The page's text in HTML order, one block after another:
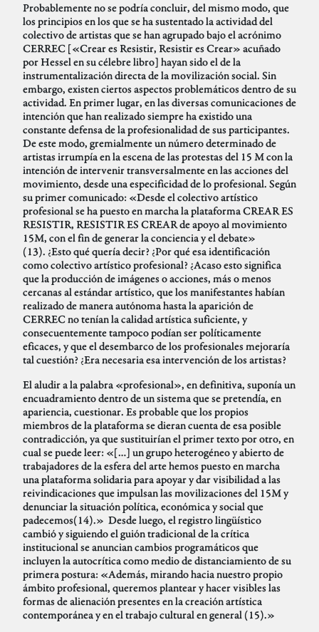
Probablemente no se podría concluir, del mismo modo, que
los principios en los que se ha sustentado la actividad del
colectivo de artistas que se han agrupado bajo el acrónimo
CERREC [«Crear es Resistir, Resistir es Crear» acuñado
por Hessel en su célebre libro] hayan sido el de la
instrumentalización directa de la movilización social. Sin
embargo, existen ciertos aspectos problemáticos dentro de su
actividad. En primer lugar, en las diversas comunicaciones de
intención que han realizado siempre ha existido una
constante defensa de la profesionalidad de sus participantes.
De este modo, gremialmente un número determinado de
artistas irrumpía en la escena de las protestas del 15 M con la
intención de intervenir transversalmente en las acciones del
movimiento, desde una especificidad de lo profesional. Según
su primer comunicado: «Desde el colectivo artístico
profesional se ha puesto en marcha la plataforma CREAR ES
RESISTIR, RESISTIR ES CREAR de apoyo al movimiento
15M, con el fin de generar la conciencia y el debate»
(13). ¿Esto qué quería decir? ¿Por qué esa identificación
como colectivo artístico profesional? ¿Acaso esto significa
que la producción de imágenes o acciones, más o menos
cercanas al estándar artístico, que los manifestantes habían
realizado de manera autónoma hasta la aparición de
CERREC no tenían la calidad artística suficiente, y
consecuentemente tampoco podían ser políticamente
eficaces, y que el desembarco de los profesionales mejoraría
tal cuestión? ¿Era necesaria esa intervención de los artistas?
El aludir a la palabra «profesional», en definitiva, suponía un
encuadramiento dentro de un sistema que se pretendía, en
apariencia, cuestionar. Es probable que los propios
miembros de la plataforma se dieran cuenta de esa posible
contradicción, ya que sustituirían el primer texto por otro, en
cual se puede leer: «[…] un grupo heterogéneo y abierto de
trabajadores de la esfera del arte hemos puesto en marcha
una plataforma solidaria para apoyar y dar visibilidad a las
reivindicaciones que impulsan las movilizaciones del 15M y
denunciar la situación política, económica y social que
padecemos(14).» Desde luego, el registro lingüístico
cambió y siguiendo el guión tradicional de la crítica
institucional se anuncian cambios programáticos que
incluyen la autocrítica como medio de distanciamiento de su
primera postura: «Además, mirando hacia nuestro propio
ámbito profesional, queremos plantear y hacer visibles las
formas de alienación presentes en la creación artística
contemporánea y en el trabajo cultural en general (15).»